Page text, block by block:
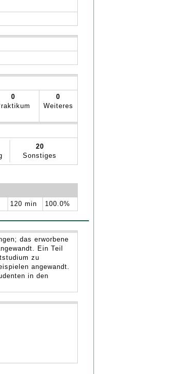
0
0
Weiteres
20
Sonstiges
120 min 100.0%
das erworbene
Ein Teil
zu
angewandt.
in den